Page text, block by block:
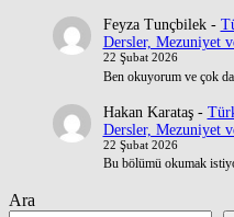
Feyza Tunçbilek-
Dersler, Mezuniyet
22 Şubat 2026
Ben okuyorum ve çok
Hakan Karataş-
Dersler, Mezuniyet
22 Şubat 2026
Bu bölümü okumak
Ara